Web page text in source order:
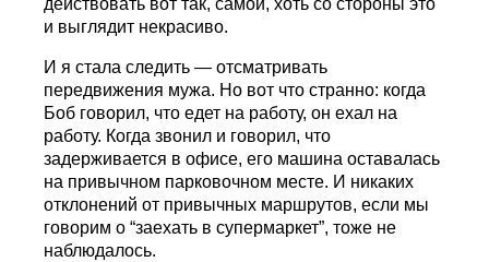
действовать вот так, самой, хоть со стороны это
и выглядит некрасиво.
И я стала следить — отсматривать
передвижения мужа. Но вот что странно: когда
Боб говорил, что едет на работу, он ехал на
работу. Когда звонил и говорил, что
задерживается в офисе, его машина оставалась
на привычном парковочном месте. И никаких
отклонений от привычных маршрутов, если мы
говорим о “заехать в супермаркет”, тоже не
наблюдалось.